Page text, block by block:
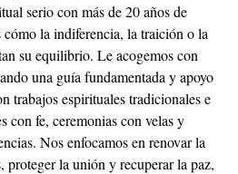
serio con más de 20 años de
la indiferencia, la traición o la
su equilibrio. Le acogemos con
una guía fundamentada y apoyo
trabajos espirituales tradicionales e
con fe, ceremonias con velas y
Nos enfocamos en renovar la
la unión y recuperar la paz,